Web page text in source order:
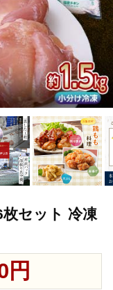
セット 冷凍
円